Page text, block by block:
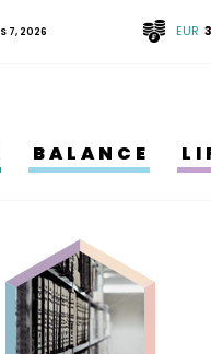
7, 2026 EUR
BALANCE